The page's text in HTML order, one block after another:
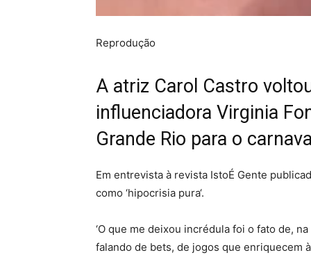
Reprodução
A atriz Carol Castro
influenciadora Virginia
Grande Rio para o
Em entrevista à revista IstoÉ Gente
como ‘hipocrisia pura‘.
‘O que me deixou incrédula foi o fato de,
falando de bets, de jogos que enriquecem